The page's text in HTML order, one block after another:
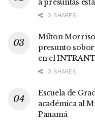
a presuntas
0 SHARES
Milton
presunto
en el INTRANT
0 SHARES
Escuela de
académica al
Panamá